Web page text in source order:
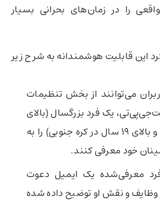
را در زمان‌های بحرانی بسیار
این قابلیت هوشمندانه به شرح زیر
می‌توانند از بخش تنظیمات
یک فرد بزرگسال (بالای
۱۸ سال در سراسر جهان و بالای ۱۹ سال در کره جنوبی) را به
خود معرفی کنند.
معرفی‌شده یک ایمیل دعوت
وظایف و نقش او توضیح داده شده